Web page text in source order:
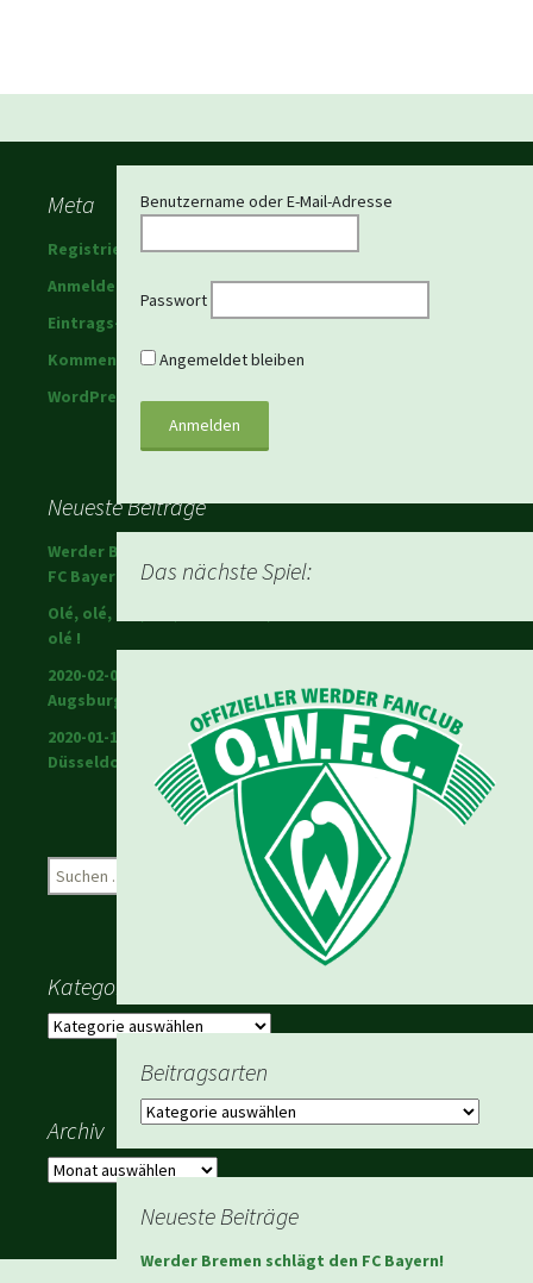
Beitragsnavigation
Benutzername oder E-Mail-Adresse
Passwort
Angemeldet bleiben
Das nächste Spiel:
Beitragsarten
Beitragsarten
Neueste Beiträge
Werder Bremen schlägt den FC Bayern!
Meta
Registrieren
Anmelden
Eintrags-Feed
Kommentar-Feed
WordPress.org
Neueste Beiträge
Werder Bremen schlägt den
FC Bayern!
Olé, olé, olé, olé; Ole Werner,
olé !
2020-02-01 Warriors in
Augsburg
2020-01-18 Werder in
Düsseldorf
Suchen
nach:
Kategorien
Kategorien
Archiv
Archiv